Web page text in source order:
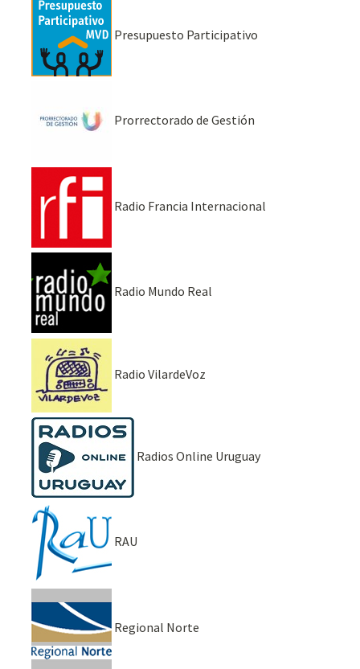
Presupuesto Participativo
Prorrectorado de Gestión
Radio Francia Internacional
Radio Mundo Real
Radio VilardeVoz
Radios Online Uruguay
RAU
Regional Norte